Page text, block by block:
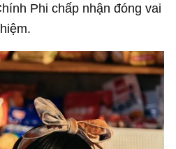
Phi chấp nhận đóng vai